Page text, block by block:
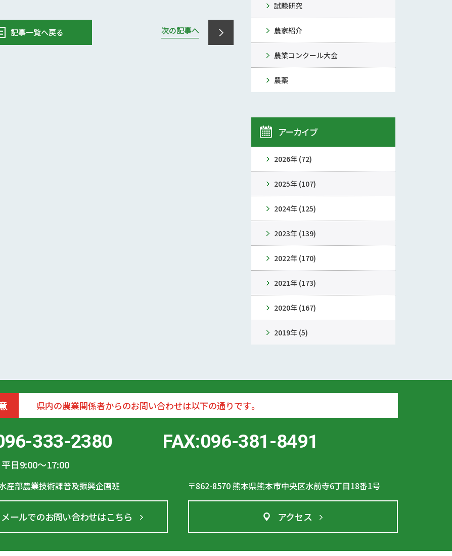
次の記事へ
記事一覧へ戻る
試験研究
農家紹介
農業コンクール大会
農薬
アーカイブ
2026年 (72)
2025年 (107)
2024年 (125)
2023年 (139)
2022年 (170)
2021年 (173)
2020年 (167)
2019年 (5)
県内の農業関係者からのお問い合わせは以下の通りです。
333-2380
平日9:00〜17:00
FAX:096-381-8491
産部農業技術課普及振興企画班 〒862-8570熊本県熊本市中央区水前寺6丁目18番1号
メールでのお問い合わせはこちら アクセス